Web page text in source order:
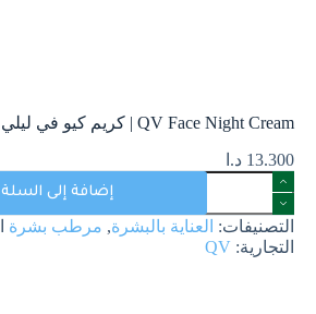
QV Face Night Cream | كريم كيو في ليلي للوجه
13.300 د.ا
إضافة إلى السلة
التصنيفات: العناية بالبشرة, مرطب بشرة
التجارية: QV